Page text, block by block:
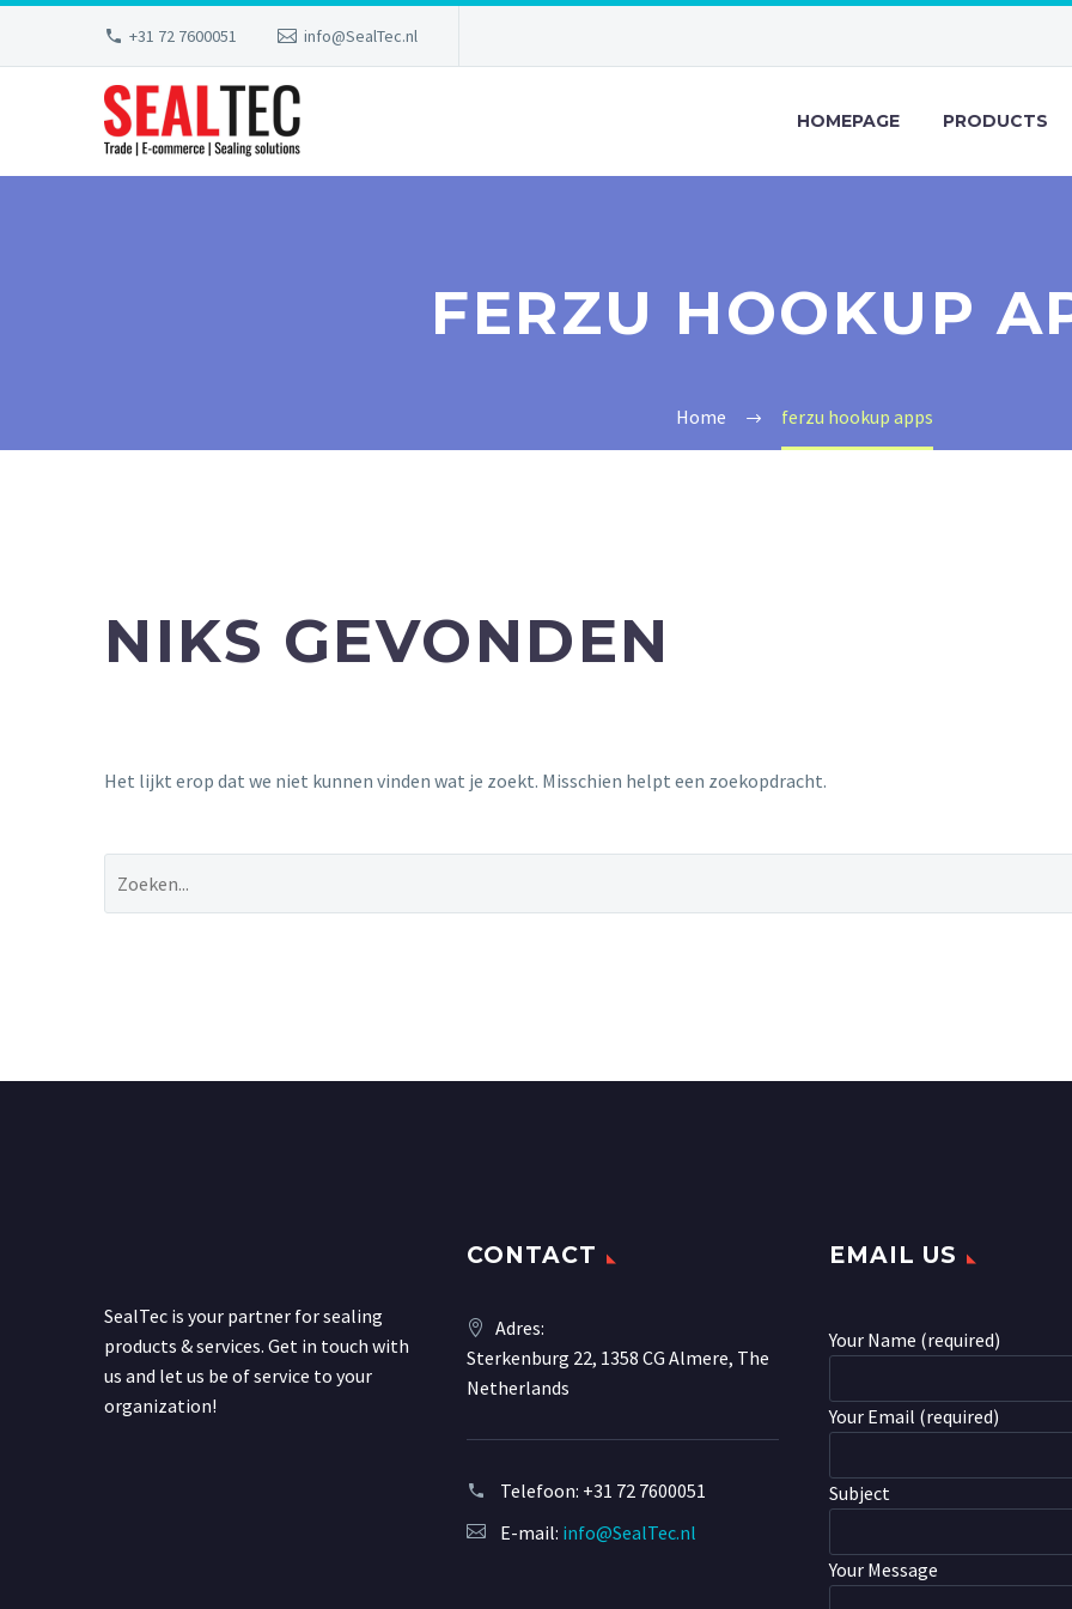
+31 72 7600051 info@SealTec.nl
HOMEPAGE PRODUCTS
FERZU HOOKUP
Home ferzu hookup apps
NIKS GEVONDEN
Het lijkt erop dat we niet kunnen vinden wat je zoekt. Misschien helpt een zoekopdracht.
SealTec is your partner for sealing
products & services. Get in touch with
us and let us be of service to your
organization!
CONTACT
Adres:
Sterkenburg 22, 1358 CG Almere, The
Netherlands
Telefoon: +31 72 7600051
E-mail: info@SealTec.nl
EMAIL US
Your Name (required)
Your Email (required)
Subject
Your Message